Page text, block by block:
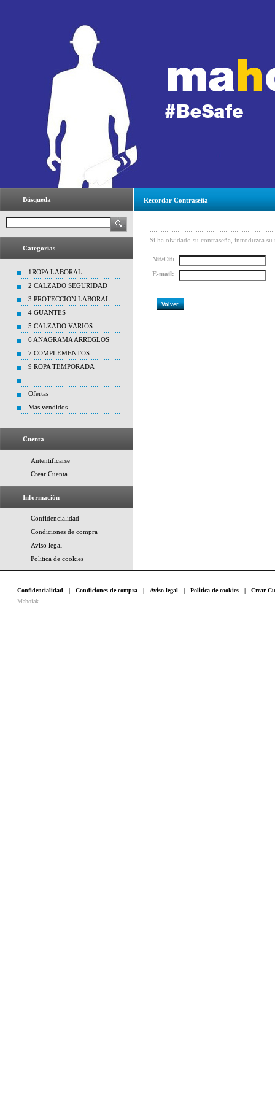
Búsqueda
Categorías
1ROPA LABORAL
2 CALZADO SEGURIDAD
3 PROTECCION LABORAL
4 GUANTES
5 CALZADO VARIOS
6 ANAGRAMA ARREGLOS
7 COMPLEMENTOS
9 ROPA TEMPORADA
Ofertas
Más vendidos
Cuenta
Autentificarse
Crear Cuenta
Información
Confidencialidad
Condiciones de compra
Aviso legal
Politica de cookies
Recordar Contraseña
Si ha olvidado su contraseña, introduzca
Nif/Cif:
E-mail:
Volver
Confidencialidad | Condiciones de compra | Aviso legal | Politica de cookies | Crear
Mahoiak